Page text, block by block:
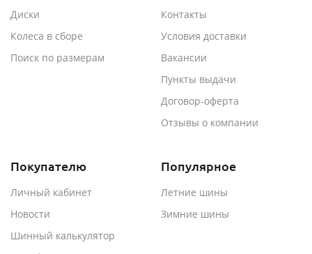
Диски
Колеса в сборе
Поиск по размерам
Контакты
Условия доставки
Вакансии
Пункты выдачи
Договор-оферта
Отзывы о компании
Покупателю
Личный кабинет
Новости
Шинный калькулятор
Популярное
Летние шины
Зимние шины